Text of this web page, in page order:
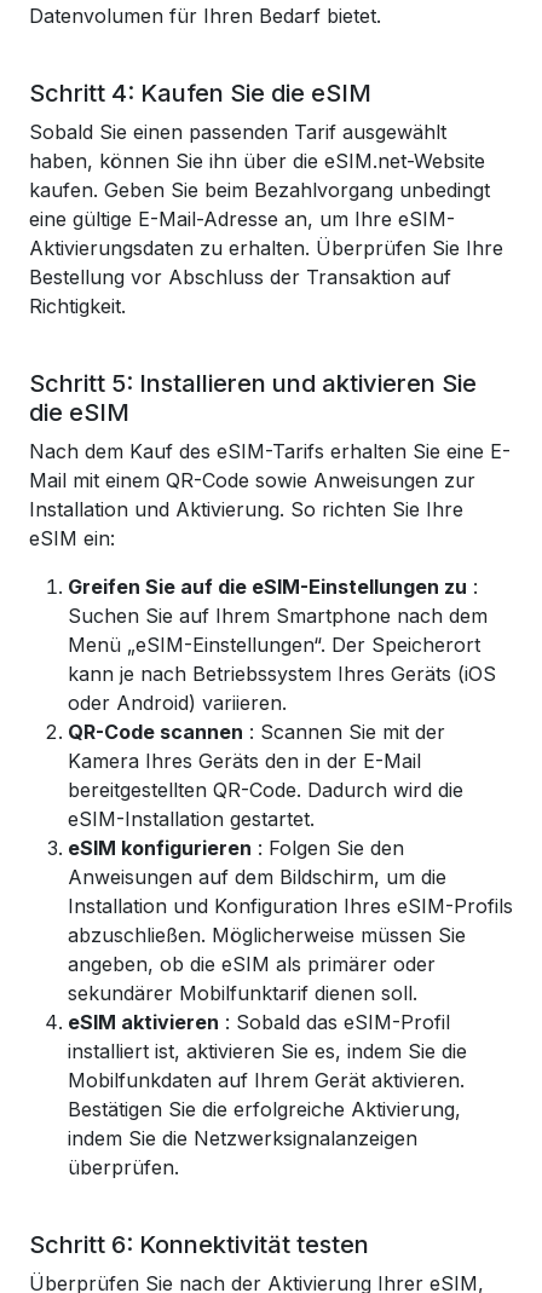
Datenvolumen für Ihren Bedarf bietet.
Schritt 4: Kaufen Sie die eSIM
Sobald Sie einen passenden Tarif ausgewählt
haben, können Sie ihn über die eSIM.net-Website
kaufen. Geben Sie beim Bezahlvorgang unbedingt
eine gültige E-Mail-Adresse an, um Ihre eSIM-
Aktivierungsdaten zu erhalten. Überprüfen Sie Ihre
Bestellung vor Abschluss der Transaktion auf
Richtigkeit.
Schritt 5: Installieren und aktivieren Sie
die eSIM
Nach dem Kauf des eSIM-Tarifs erhalten Sie eine E-
Mail mit einem QR-Code sowie Anweisungen zur
Installation und Aktivierung. So richten Sie Ihre
eSIM ein:
Greifen Sie auf die eSIM-Einstellungen zu :
Suchen Sie auf Ihrem Smartphone nach dem
Menü „eSIM-Einstellungen“. Der Speicherort
kann je nach Betriebssystem Ihres Geräts (iOS
oder Android) variieren.
QR-Code scannen : Scannen Sie mit der
Kamera Ihres Geräts den in der E-Mail
bereitgestellten QR-Code. Dadurch wird die
eSIM-Installation gestartet.
eSIM konfigurieren : Folgen Sie den
Anweisungen auf dem Bildschirm, um die
Installation und Konfiguration Ihres eSIM-Profils
abzuschließen. Möglicherweise müssen Sie
angeben, ob die eSIM als primärer oder
sekundärer Mobilfunktarif dienen soll.
eSIM aktivieren : Sobald das eSIM-Profil
installiert ist, aktivieren Sie es, indem Sie die
Mobilfunkdaten auf Ihrem Gerät aktivieren.
Bestätigen Sie die erfolgreiche Aktivierung,
indem Sie die Netzwerksignalanzeigen
überprüfen.
Schritt 6: Konnektivität testen
Überprüfen Sie nach der Aktivierung Ihrer eSIM,